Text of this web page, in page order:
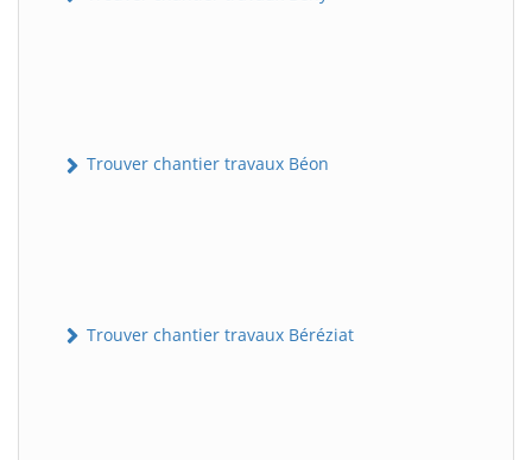
Trouver chantier travaux Béon
Trouver chantier travaux Béréziat